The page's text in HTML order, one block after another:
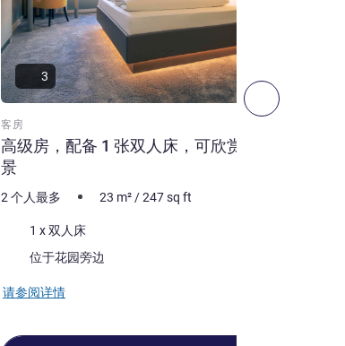
下一个 - 客房
客房
高级房，配备 1 张双人床，可欣赏花园美
景
3
2 个人最多 23 m² /247sq ft
床上用品1 x 双人床
位于花园旁边
请参阅详情